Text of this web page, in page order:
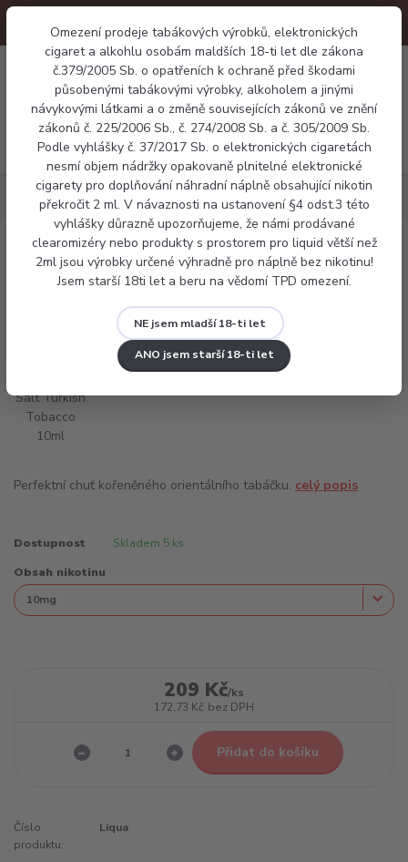
Omezení prodeje tabákových výrobků, elektronických
cigaret a alkohlu osobám maldších 18-ti let dle zákona
č.379/2005 Sb. o opatřeních k ochraně před škodami
působenými tabákovými výrobky, alkoholem a jinými
návykovými látkami a o změně souvisejících zákonů ve znění
zákonů č. 225/2006 Sb., č. 274/2008 Sb. a č. 305/2009 Sb.
Podle vyhlášky č. 37/2017 Sb. o elektronických cigaretách
nesmí objem nádržky opakovaně plnitelné elektronické
cigarety pro doplňování náhradní náplně obsahující nikotin
překročit 2 ml. V návaznosti na ustanovení §4 odst.3 této
vyhlášky důrazně upozorňujeme, že námi prodávané
clearomizéry nebo produkty s prostorem pro liquid větší než
2ml jsou výrobky určené výhradně pro náplně bez nikotinu!
Jsem starší 18ti let a beru na vědomí TPD omezení.
NE jsem mladší 18-ti let
ANO jsem starší 18-ti let
Menu
0 Kč
Náplně LIQUA Salt Turkish Tobacco 10ml
LIQUA Salt Turkish Tobacco 10ml
Perfektní chuť kořeněného orientálního tabáčku. celý popis
Dostupnost Skladem 5 ks
Obsah nikotinu
209 Kč/ks
172,73 Kč bez DPH
Přidat do košíku
Číslo
produktu:
Liqua